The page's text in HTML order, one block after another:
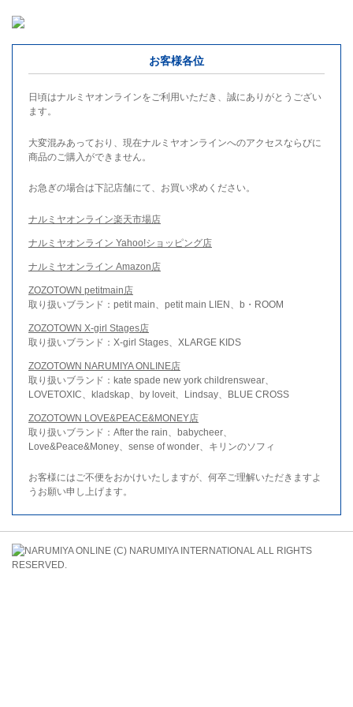
お客様各位
日頃はナルミヤオンラインをご利用いただき、誠にありがとうござい
ます。
大変混みあっており、現在ナルミヤオンラインへのアクセスならびに
商品のご購入ができません。
お急ぎの場合は下記店舗にて、お買い求めください。
ナルミヤオンライン楽天市場店
ナルミヤオンライン Yahoo!ショッピング店
ナルミヤオンライン Amazon店
ZOZOTOWN petitmain店
取り扱いブランド：petit main、petit main LIEN、b・ROOM
ZOZOTOWN X-girl Stages店
取り扱いブランド：X-girl Stages、XLARGE KIDS
ZOZOTOWN NARUMIYA ONLINE店
取り扱いブランド：kate spade new york childrenswear、
LOVETOXIC、kladskap、by loveit、Lindsay、BLUE CROSS
ZOZOTOWN LOVE&PEACE&MONEY店
取り扱いブランド：After the rain、babycheer、
Love&Peace&Money、sense of wonder、キリンのソフィ
お客様にはご不便をおかけいたしますが、何卒ご理解いただきますよ
うお願い申し上げます。